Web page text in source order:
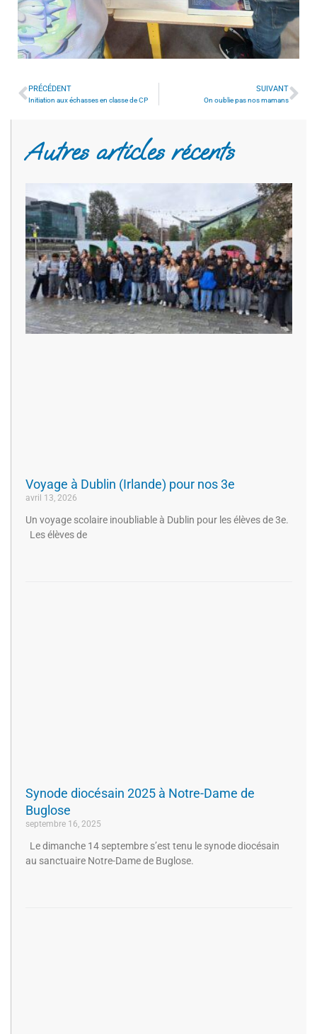
PRÉCÉDENT
Initiation aux échasses en classe de CP
SUIVANT
On oublie pas nos mamans
Autres articles récents
Voyage à Dublin (Irlande) pour nos 3e
avril 13, 2026
Un voyage scolaire inoubliable à Dublin pour les élèves de 3e.
Les élèves de
Synode diocésain 2025 à Notre-Dame de
Buglose
septembre 16, 2025
Le dimanche 14 septembre s’est tenu le synode diocésain
au sanctuaire Notre-Dame de Buglose.